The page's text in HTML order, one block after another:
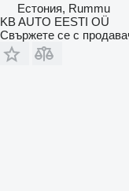
Естония, Rummu
KB AUTO EESTI OÜ
Свържете се с